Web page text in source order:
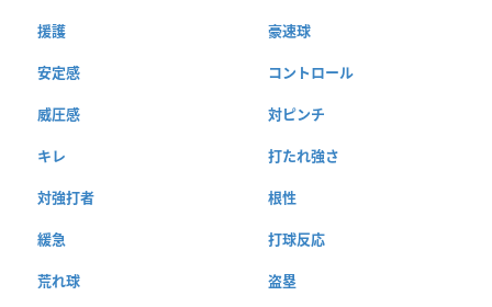
援護 豪速球
安定感 コントロール
威圧感 対ピンチ
キレ 打たれ強さ
対強打者 根性
緩急 打球反応
荒れ球 盗塁